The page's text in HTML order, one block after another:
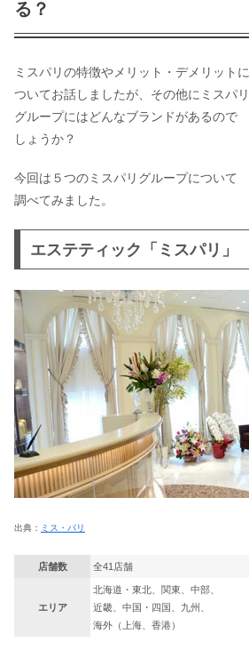
る？
ミスパリの特徴やメリット・デメリットに
ついてお話しましたが、その他にミスパリ
グループにはどんなブランドがあるので
しょうか？
今回は５つのミスパリグループについて
調べてみました。
エステティック「ミスパリ」
出典： ミス・パリ
店舗数 全41店舗
エリア
北海道・東北、関東、中部、
近畿、中国・四国、九州、
海外（上海、香港）